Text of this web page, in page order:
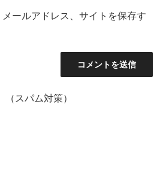
ールアドレス、サイトを保存す
スパム対策）